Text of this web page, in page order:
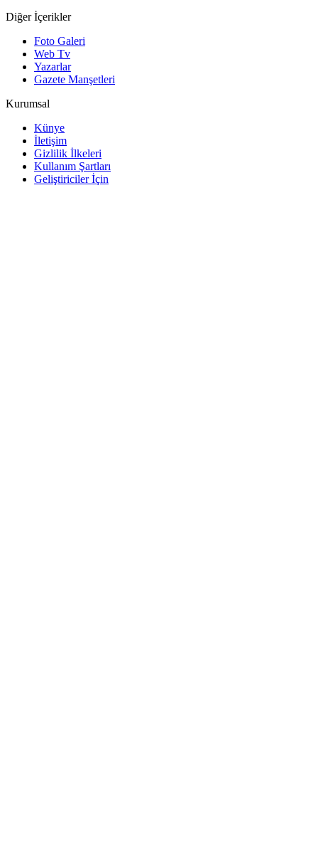
Diğer İçerikler
Foto Galeri
Web Tv
Yazarlar
Gazete Manşetleri
Kurumsal
Künye
İletişim
Gizlilik İlkeleri
Kullanım Şartları
Geliştiriciler İçin